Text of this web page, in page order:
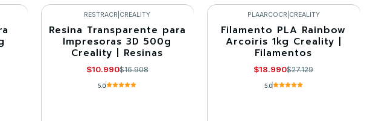
VER DETALLES VER DETALLES
-35%
RESTRACR CREALITY
Resina Transparente para
Impresoras 3D 500g
Creality | Resinas
$10.990$16.908
5.0
-30%
PLAARCOCR CREALITY
Filamento PLA Rainbow
Arcoiris 1kg Creality |
Filamentos
$18.990$27.129
5.0